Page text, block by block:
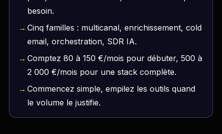
besoin.
Cinq familles : multicanal, enrichissement, cold
email, orchestration, SDR IA.
Comptez 80 à 150 €/mois pour débuter, 500 à
2 000 €/mois pour une stack complète.
Commencez simple, empilez les outils quand
le volume le justifie.